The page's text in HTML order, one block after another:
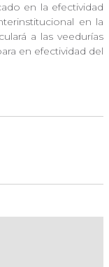
en la efectividad
en la
a las veedurías
en efectividad del